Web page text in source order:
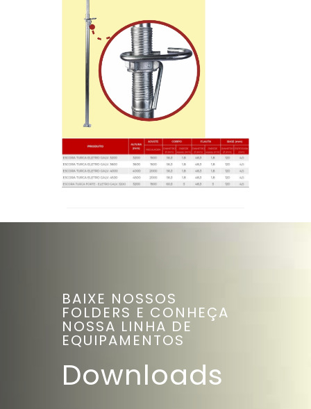
BAIXE NOSSOS
FOLDERS E CONHEÇA
NOSSA LINHA DE
EQUIPAMENTOS
Downloads